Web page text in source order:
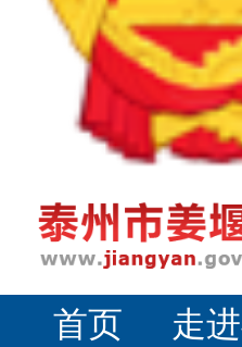
首页 走